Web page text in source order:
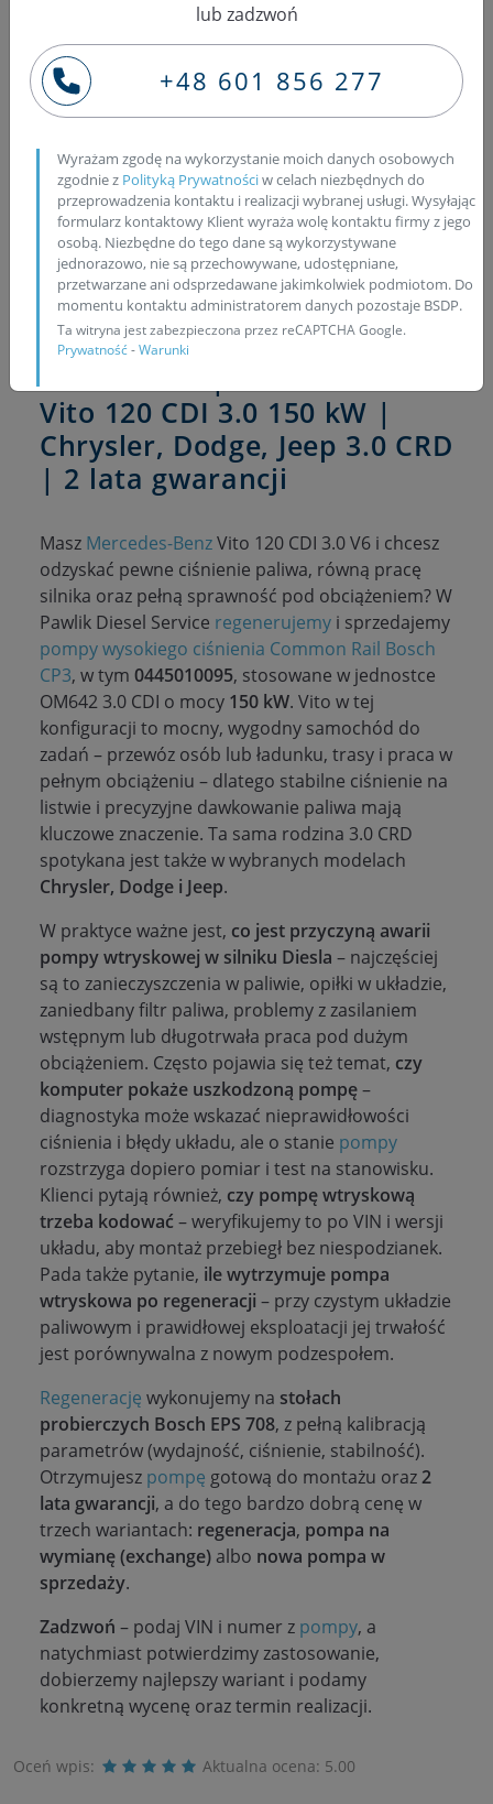
A6420701387
A6420700587
Zadzwoń– po VIN szybko potwierdzimy właściwy
numer, sprawdzimy dostępność (pompai wtryski)
i podamy konkretną wycenę.
Pawlik Diesel Service –
Pompa Bosch CP3
Vito 120 CDI 3.0 150 kW |
Chrysler, Dodge, Jeep 3.0 CRD
| 2 lata gwarancji
Masz Mercedes-BenzVito 120 CDI 3.0 V6 i chcesz
odzyskać pewne ciśnienie paliwa, równą pracę
silnika oraz pełną sprawność pod obciążeniem? W
Pawlik Diesel Service regenerujemy i sprzedajemy
pompy wysokiego ciśnienia Common Rail Bosch
CP3, w tym 0445010095, stosowane w jednostce
OM642 3.0 CDI o mocy 150 kW. Vito w tej
konfiguracji to mocny, wygodny samochód do
zadań – przewóz osób lub ładunku, trasy i praca w
pełnym obciążeniu – dlatego stabilne ciśnienie na
listwie i precyzyjne dawkowanie paliwa mają
kluczowe znaczenie. Ta sama rodzina 3.0 CRD
spotykana jest także w wybranych modelach
Chrysler, Dodge i Jeep.
W praktyce ważne jest, co jest przyczyną awarii
pompy wtryskowej w silniku Diesla – najczęściej
są to zanieczyszczenia w paliwie, opiłki w układzie,
zaniedbany filtr paliwa, problemy z zasilaniem
wstępnym lub długotrwała praca pod dużym
obciążeniem. Często pojawia się też temat, czy
komputer pokaże uszkodzoną pompę–
diagnostyka może wskazać nieprawidłowości
ciśnienia i błędy układu, ale o stanie pompy
rozstrzyga dopiero pomiar i test na stanowisku.
Klienci pytają również, czy pompę wtryskową
trzeba kodować – weryfikujemy to po VIN i wersji
układu, aby montaż przebiegł bez niespodzianek.
Pada także pytanie, ile wytrzymuje pompa
wtryskowa po regeneracji – przy czystym układzie
paliwowym i prawidłowej eksploatacji jej trwałość
jest porównywalna z nowym podzespołem.
Regenerację wykonujemy na stołach
probierczych Bosch EPS 708, z pełną kalibracją
parametrów (wydajność, ciśnienie, stabilność).
Otrzymujesz pompę gotową do montażu oraz2
lata gwarancji, a do tego bardzo dobrą cenę w
trzech wariantach: regeneracja, pompa na
wymianę (exchange) albo nowa pompa w
sprzedaży.
Zadzwoń – podaj VIN i numer z pompy, a
natychmiast potwierdzimy zastosowanie,
dobierzemy najlepszy wariant i podamy
konkretną wycenę oraz termin realizacji.
Oceń wpis: Aktualna ocena: 5.00
lub zadzwoń
+48 601 856 277
Wyrażam zgodę na wykorzystanie moich danych osobowych
zgodnie z Polityką Prywatnościw celach niezbędnych do
przeprowadzenia kontaktu i realizacji wybranej usługi. Wysyłając
formularz kontaktowy Klient wyraża wolę kontaktu firmy z jego
osobą. Niezbędne do tego dane są wykorzystywane
jednorazowo, nie są przechowywane, udostępniane,
przetwarzane ani odsprzedawane jakimkolwiek podmiotom. Do
momentu kontaktu administratorem danych pozostaje BSDP.
Ta witryna jest zabezpieczona przez reCAPTCHA Google.
Prywatność-Warunki